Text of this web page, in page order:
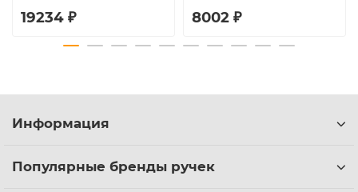
19234 ₽ 8002 ₽
Информация
Популярные бренды ручек